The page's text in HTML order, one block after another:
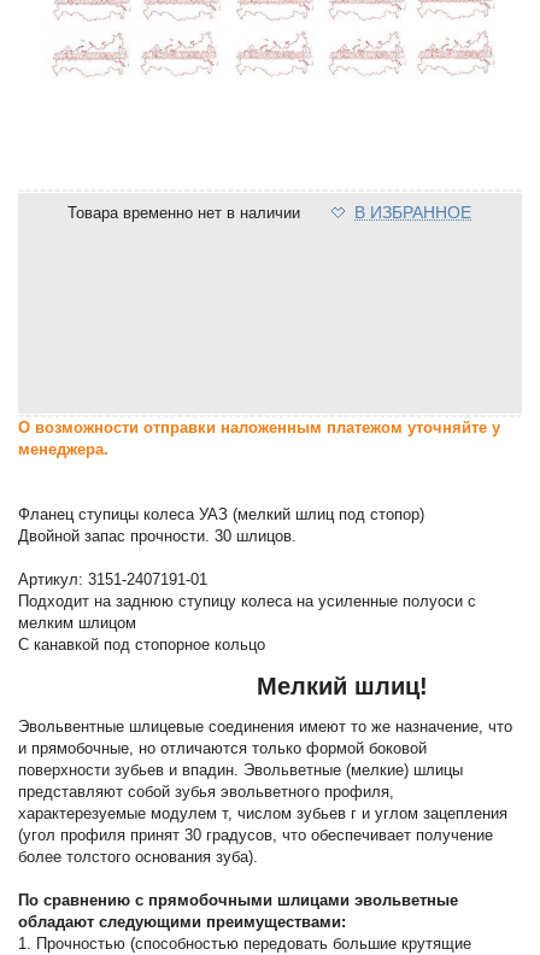
Товара временно нет в наличии В ИЗБРАННОЕ
О возможности отправки наложенным платежом уточняйте у
менеджера.
Фланец ступицы колеса УАЗ (мелкий шлиц под стопор)
Двойной запас прочности. 30 шлицов.
Артикул: 3151-2407191-01
Подходит на заднюю ступицу колеса на усиленные полуоси с
мелким шлицом
С канавкой под стопорное кольцо
Мелкий шлиц!
Эвольвентные шлицевые соединения имеют то же назначение, что
и прямобочные, но отличаются только формой боковой
поверхности зубьев и впадин. Эвольветные (мелкие) шлицы
представляют собой зубья эвольветного профиля,
характерезуемые модулем т, числом зубьев г и углом зацепления
(угол профиля принят 30 градусов, что обеспечивает получение
более толстого основания зуба).
По сравнению с прямобочными шлицами эвольветные
обладают следующими преимуществами:
1. Прочностью (способностью передовать большие крутящие